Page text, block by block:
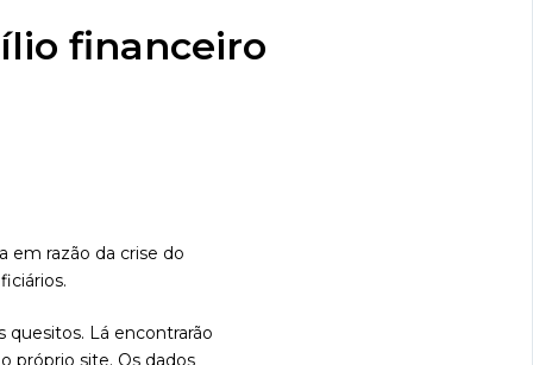
financeiro
em razão da crise do
quesitos. Lá encontrarão
próprio site. Os dados